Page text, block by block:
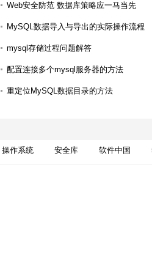
Web安全防范 数据库策略应一马当先
MySQL数据导入与导出的实际操作流程
mysql存储过程问题解答
配置连接多个mysql服务器的方法
重定位MySQL数据目录的方法
安装MySQL
操作系统 安全库 软件中国